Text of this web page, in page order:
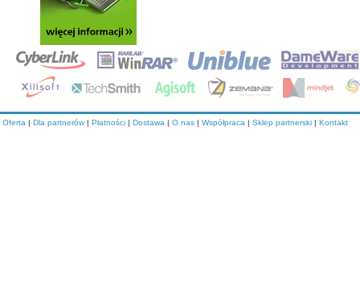
Oferta | Dla partnerów | Płatności | Dostawa | O nas | Współpraca | Sklep partnerski | Kontakt